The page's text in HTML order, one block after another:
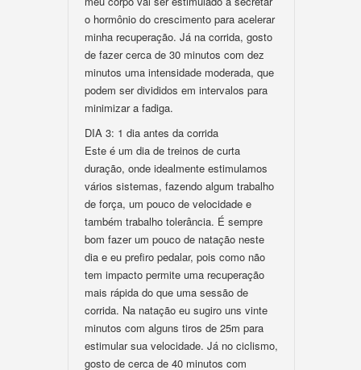
o hormônio do crescimento para acelerar
minha recuperação. Já na corrida, gosto
de fazer cerca de 30 minutos com dez
minutos uma intensidade moderada, que
podem ser divididos em intervalos para
minimizar a fadiga.
DIA 3: 1 dia antes da corrida
Este é um dia de treinos de curta
duração, onde idealmente estimulamos
vários sistemas, fazendo algum trabalho
de força, um pouco de velocidade e
também trabalho tolerância. É sempre
bom fazer um pouco de natação neste
dia e eu prefiro pedalar, pois como não
tem impacto permite uma recuperação
mais rápida do que uma sessão de
corrida. Na natação eu sugiro uns vinte
minutos com alguns tiros de 25m para
estimular sua velocidade. Já no ciclismo,
gosto de cerca de 40 minutos com